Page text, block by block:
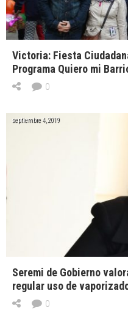
Victoria: Fiesta
Programa Quiero mi
0
septiembre 4, 2019
Seremi de Gobierno
regular uso de
0